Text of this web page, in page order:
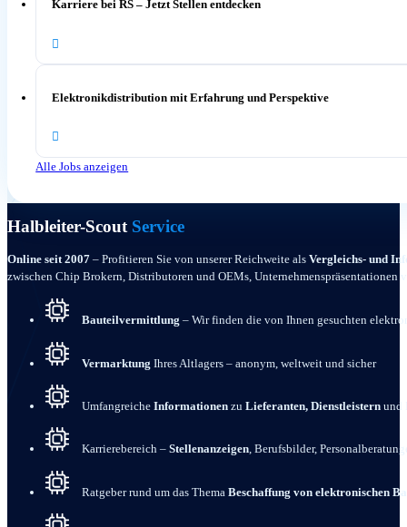
Karriere bei RS – Jetzt Stellen entdecken
Elektronikdistribution mit Erfahrung und Perspektive
Alle Jobs anzeigen
Halbleiter-Scout Service
Online seit 2007 – Profitieren Sie von unserer Reichweite als Vergleichs- und
zwischen Chip Brokern, Distributoren und OEMs,
Bauteilvermittlung – Wir finden die von Ihnen gesuchten
Vermarktung Ihres Altlagers – anonym, weltweit und sicher
UmfangreicheInformationen zuLieferanten, Dienstleistern und
Karrierebereich –Stellenanzeigen, Berufsbilder,
Ratgeber rund um das ThemaBeschaffung von elektronischen